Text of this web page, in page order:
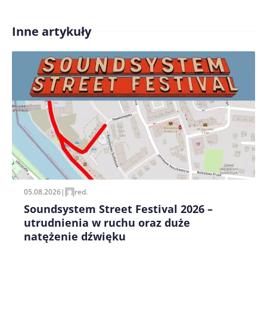
Treść komentarza*
Zapamiętaj moje dane w tej przeglądarce podczas
pisania kolejnych komentarzy.
Inne artykuły
05.08.2026| red.
Soundsystem Street Festival 2026 –
utrudnienia w ruchu oraz duże
natężenie dźwięku